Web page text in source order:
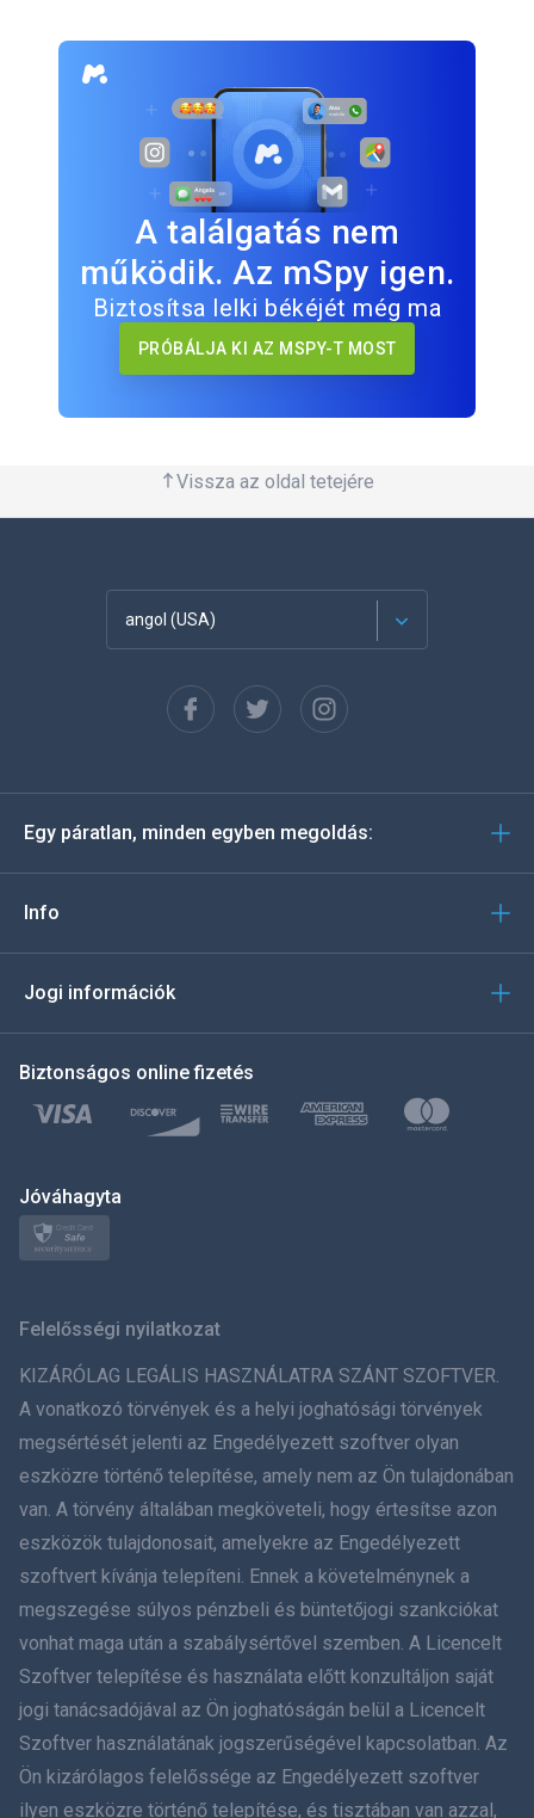
A találgatás nem
működik. Az mSpy igen.
Biztosítsa lelki békéjét még ma
PRÓBÁLJA KI AZ MSPY-T MOST
Vissza az oldal tetejére
angol (USA)
Español
Deutsch
Türkçe
Polski
ภาษาไทย
简体中文
Dansk
हिंदी
עברית
Română
Ελληνικά
Egy páratlan, minden egyben megoldás:
Info
Jogi információk
Biztonságos online fizetés
Jóváhagyta
Felelősségi nyilatkozat
KIZÁRÓLAG LEGÁLIS HASZNÁLATRA SZÁNT SZOFTVER.
A vonatkozó törvények és a helyi joghatósági törvények
megsértését jelenti az Engedélyezett szoftver olyan
eszközre történő telepítése, amely nem az Ön tulajdonában
van. A törvény általában megköveteli, hogy értesítse azon
eszközök tulajdonosait, amelyekre az Engedélyezett
szoftvert kívánja telepíteni. Ennek a követelménynek a
megszegése súlyos pénzbeli és büntetőjogi szankciókat
vonhat maga után a szabálysértővel szemben. A Licencelt
Szoftver telepítése és használata előtt konzultáljon saját
jogi tanácsadójával az Ön joghatóságán belül a Licencelt
Szoftver használatának jogszerűségével kapcsolatban. Az
Ön kizárólagos felelőssége az Engedélyezett szoftver
ilyen eszközre történő telepítése, és tisztában van azzal,